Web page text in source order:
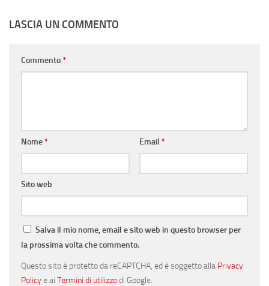
LASCIA UN COMMENTO
Commento*
Nome* Email *
Sito web
Salva il mio nome, email e sito web in questo browser per
la prossima volta che commento.
Questo sito è protetto da reCAPTCHA, ed è soggetto alla Privacy
Policye ai Termini di utilizzodi Google.